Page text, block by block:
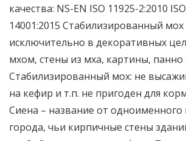
качества: NS-EN ISO 11925-2:2010
14001:2015 Стабилизированный
исключительно в декоративных
мхом, стены из мха, картины, панно
Стабилизированный мох: не
на кефир и т.п. не пригоден для
Сиена – название от одноименного
города, чьи кирпичные стены